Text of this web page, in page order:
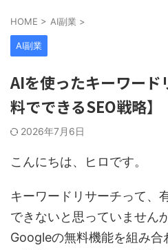
HOME > AI副業 >
AI副業
AIを使ったキーワード
料でできるSEO戦略】
2026年7月6日
こんにちは、ヒロです。
キーワードリサーチって、
できないと思っていません
Googleの無料機能を組み合